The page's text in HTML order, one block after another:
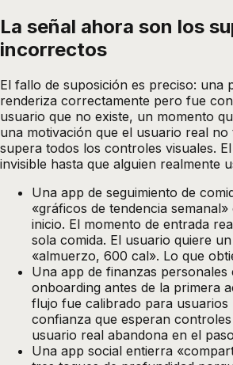
La señal ahora son los
incorrectos
El fallo de suposición es preciso: una
renderiza correctamente pero fue
usuario que no existe, un momento
una motivación que el usuario real no
supera todos los controles visuales.
invisible hasta que alguien realmente
Una app de seguimiento de
«gráficos de tendencia
inicio. El momento de entrada
sola comida. El usuario quiere
«almuerzo, 600 cal». Lo que
Una app de finanzas personales
onboarding antes de la primera
flujo fue calibrado para usuarios
confianza que esperan
usuario real abandona en el
Una app social entierra